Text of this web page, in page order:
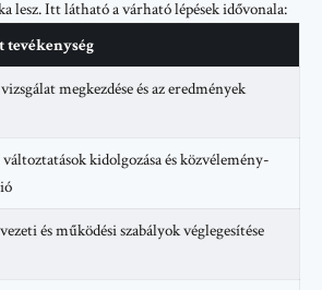
lesz. Itt látható a várható lépések idővonala:
tevékenység
megkezdése és az eredmények
kidolgozása és közvélemény-
és működési szabályok véglegesítése